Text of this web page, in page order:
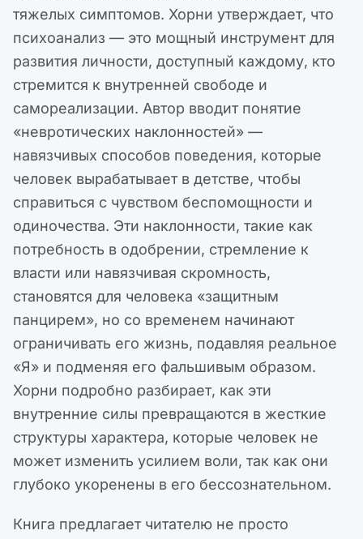
тяжелых симптомов. Хорни утверждает, что
психоанализ — это мощный инструмент для
развития личности, доступный каждому, кто
стремится к внутренней свободе и
самореализации. Автор вводит понятие
«невротических наклонностей» —
навязчивых способов поведения, которые
человек вырабатывает в детстве, чтобы
справиться с чувством беспомощности и
одиночества. Эти наклонности, такие как
потребность в одобрении, стремление к
власти или навязчивая скромность,
становятся для человека «защитным
панцирем», но со временем начинают
ограничивать его жизнь, подавляя реальное
«Я» и подменяя его фальшивым образом.
Хорни подробно разбирает, как эти
внутренние силы превращаются в жесткие
структуры характера, которые человек не
может изменить усилием воли, так как они
глубоко укоренены в его бессознательном.
Книга предлагает читателю не просто